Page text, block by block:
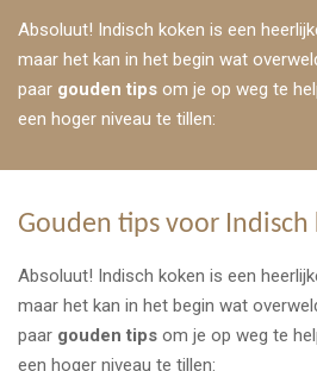
Absoluut! Indisch koken is een
maar het kan in het begin wat
paar gouden tips om je op weg te
een hoger niveau te tillen:
Gouden tips voor Indisch
Absoluut! Indisch koken is een
maar het kan in het begin wat
paar gouden tips om je op weg te
een hoger niveau te tillen: